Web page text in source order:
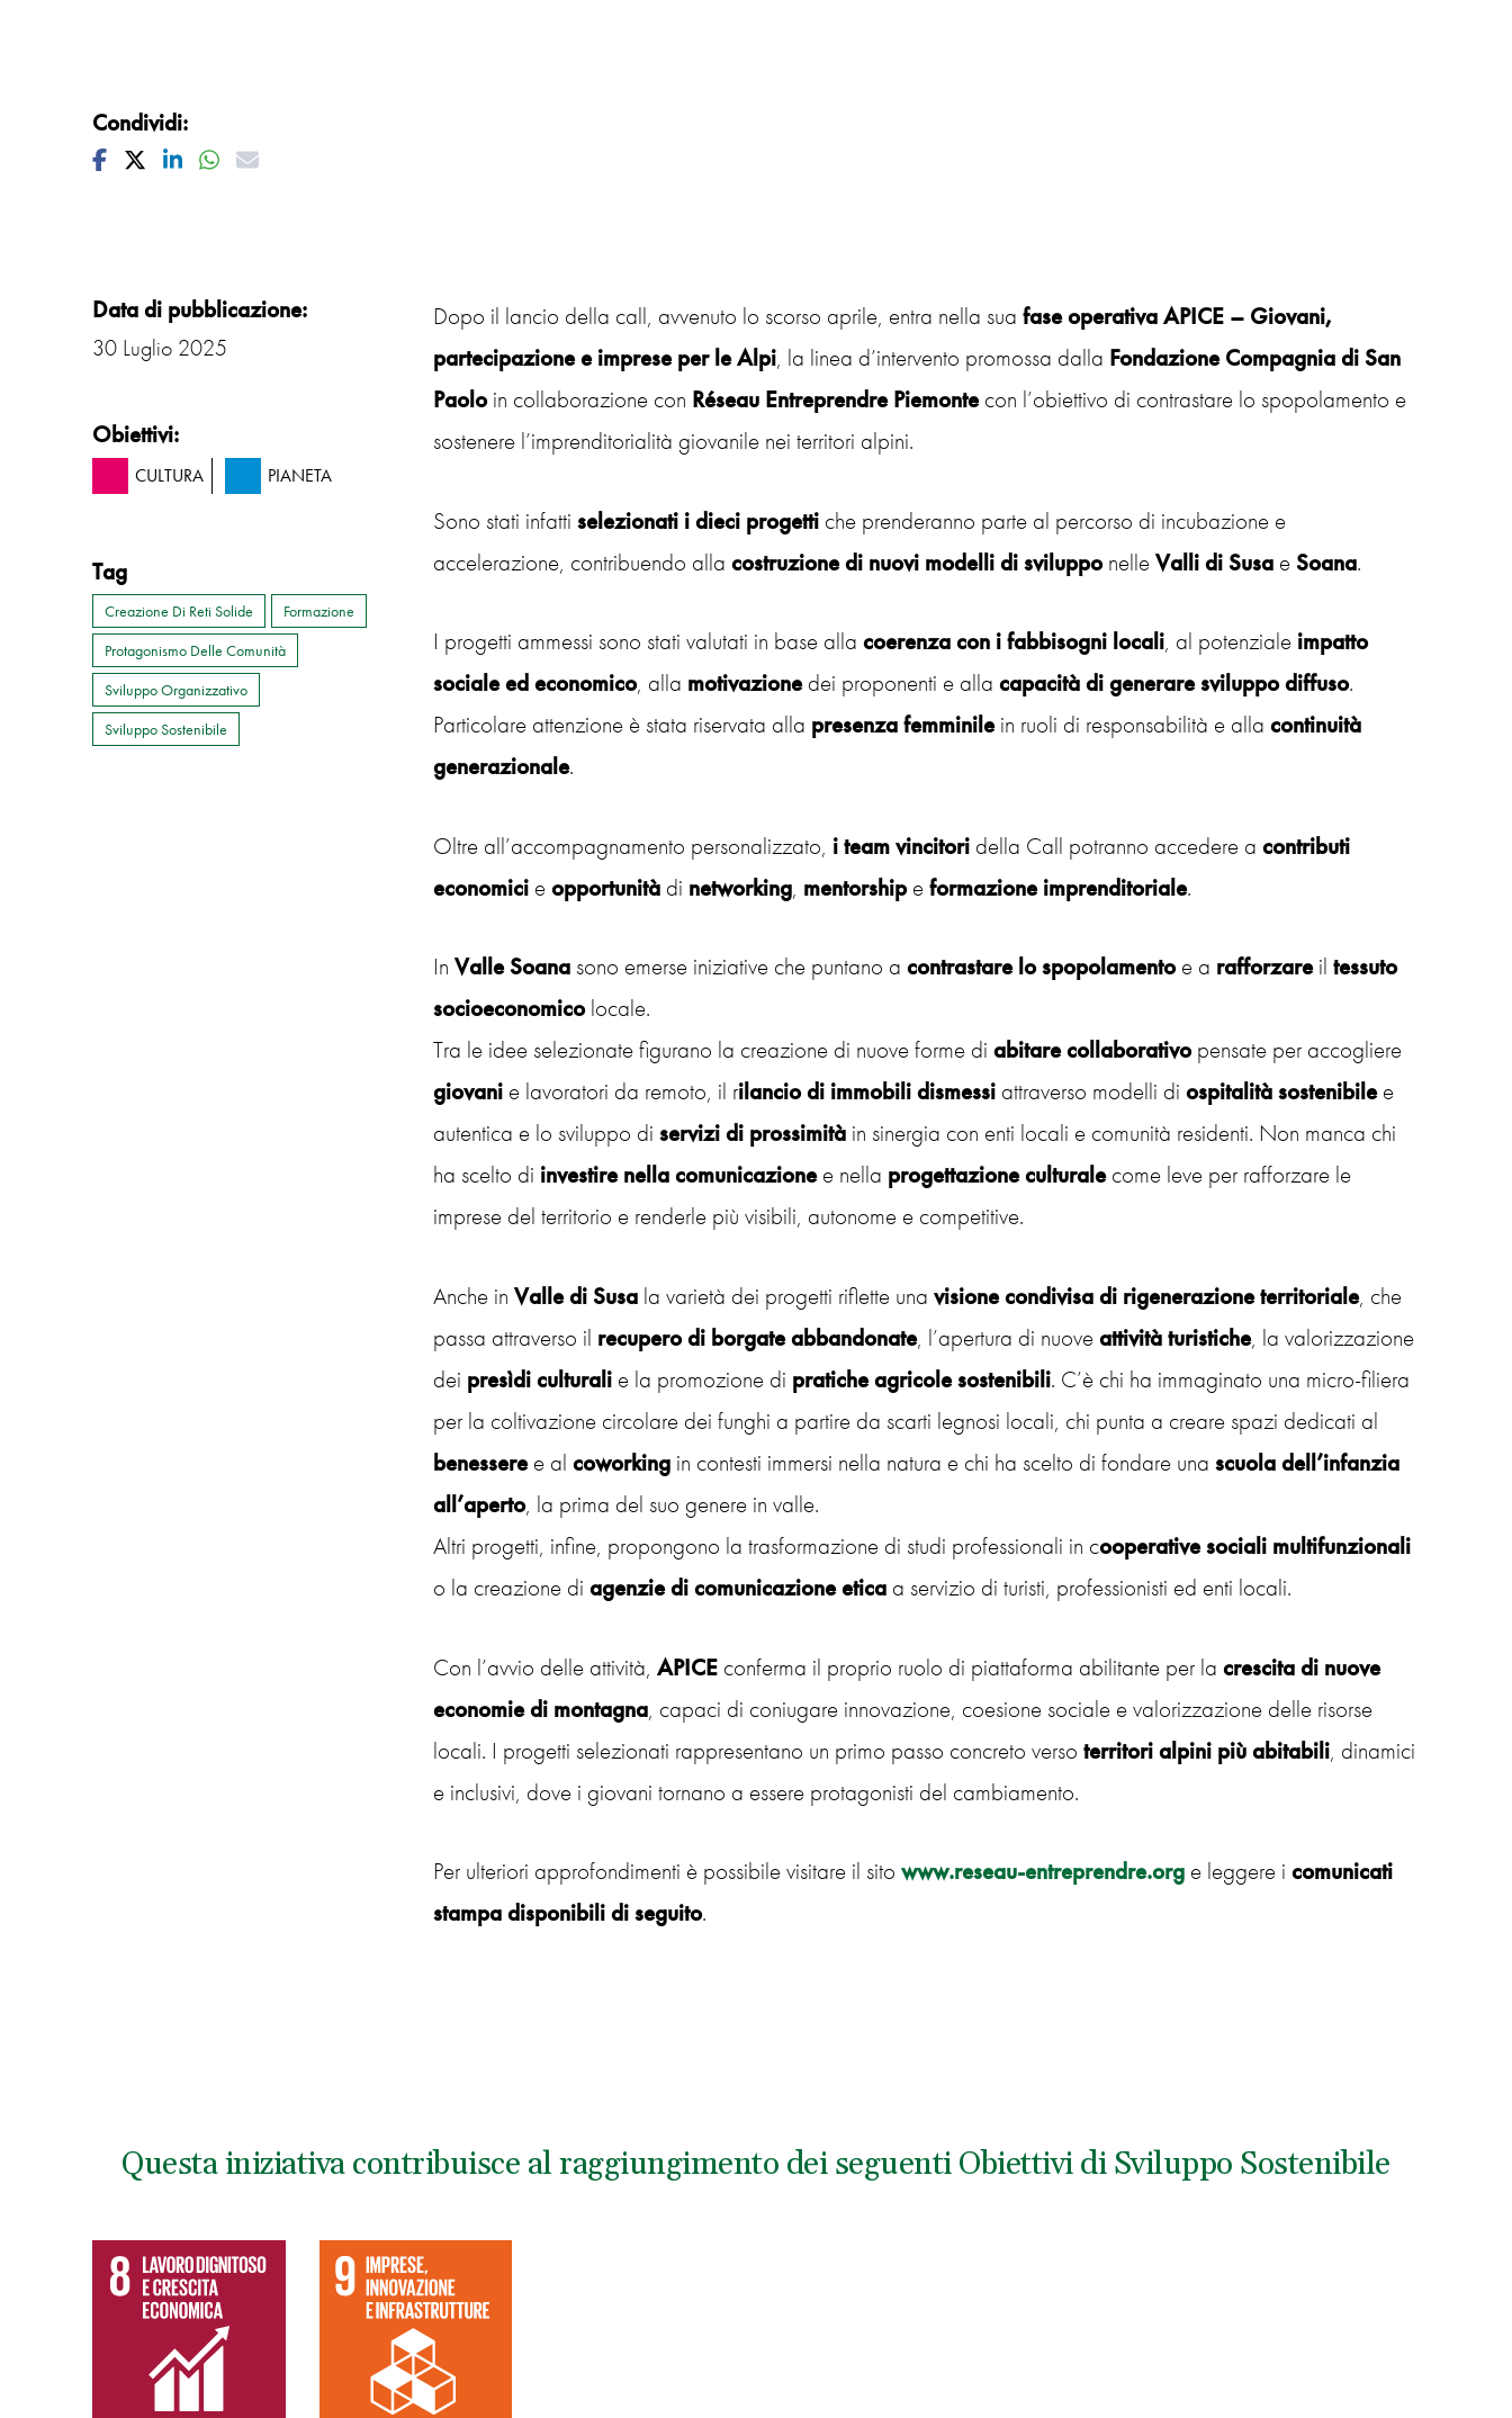
Condividi:
Facebook
TwitterLinkedinWhatsapp
Mail
Data di pubblicazione:
30 Luglio 2025
Obiettivi:
CULTURA PIANETA
Tag
Creazione Di Reti Solide
Formazione
Protagonismo Delle Comunità
Sviluppo Organizzativo
Sviluppo Sostenibile
Dopo il lancio della call, avvenuto lo scorso aprile, entra nella sua fase operativa APICE – Giovani,
partecipazione e imprese per le Alpi, la linea d’intervento promossa dalla Fondazione Compagnia di San
Paoloin collaborazione con Réseau Entreprendre Piemontecon l’obiettivo di contrastare lo spopolamento e
sostenere l’imprenditorialità giovanile nei territori alpini.
Sono stati infatti selezionati i dieci progettiche prenderanno parte al percorso di incubazione e
accelerazione, contribuendo alla costruzione di nuovi modelli di svilupponelleValli di Susae Soana.
I progetti ammessi sono stati valutati in base alla coerenza con i fabbisogni locali, al potenziale impatto
sociale ed economico, alla motivazionedei proponenti e alla capacità di generare sviluppo diffuso.
Particolare attenzione è stata riservata alla presenza femminilein ruoli di responsabilità e alla continuità
generazionale.
Oltre all’accompagnamento personalizzato, i team vincitoridella Call potranno accedere a contributi
economicieopportunitàdi networking, mentorshipeformazione imprenditoriale.
In Valle Soanasono emerse iniziative che puntano a contrastare lo spopolamentoe a rafforzareil tessuto
socioeconomicolocale.
Tra le idee selezionate figurano la creazione di nuove forme di abitare collaborativopensate per accogliere
giovanie lavoratori da remoto, il rilancio di immobili dismessiattraverso modelli di ospitalità sostenibilee
autentica e lo sviluppo di servizi di prossimitàin sinergia con enti locali e comunità residenti. Non manca chi
ha scelto di investire nella comunicazionee nella progettazione culturalecome leve per rafforzare le
imprese del territorio e renderle più visibili, autonome e competitive.
Anche in Valle di Susala varietà dei progetti riflette una visione condivisa di rigenerazione territoriale, che
passa attraverso il recupero di borgate abbandonate, l’apertura di nuoveattività turistiche, la valorizzazione
dei presìdi culturalie la promozione di pratiche agricole sostenibili. C’è chi ha immaginato una micro-filiera
per la coltivazione circolare dei funghi a partire da scarti legnosi locali, chi punta a creare spazi dedicati al
benesseree al coworkingin contesti immersi nella natura e chi ha scelto di fondare una scuola dell’infanzia
all’aperto, la prima del suo genere in valle.
Altri progetti, infine, propongono la trasformazione di studi professionali in cooperative sociali multifunzionali
o la creazione di agenzie di comunicazione eticaa servizio di turisti, professionisti ed enti locali.
Con l’avvio delle attività, APICEconferma il proprio ruolo di piattaforma abilitante per la crescita di nuove
economie di montagna, capaci di coniugare innovazione, coesione sociale e valorizzazione delle risorse
locali. I progetti selezionati rappresentano un primo passo concreto verso territori alpini più abitabili, dinamici
e inclusivi, dove i giovani tornano a essere protagonisti del cambiamento.
Per ulteriori approfondimenti è possibile visitare il sito www.reseau-entreprendre.orge leggere i comunicati
stampa disponibili di seguito.
Questa iniziativa contribuisce al raggiungimento dei seguenti Obiettivi di Sviluppo Sostenibile